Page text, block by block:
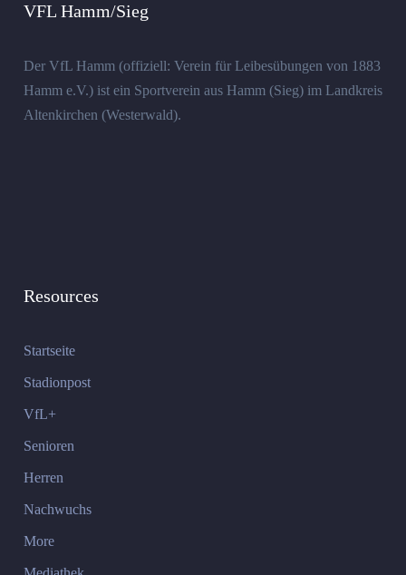
VFL Hamm/Sieg
Der VfL Hamm (offiziell: Verein für Leibesübungen von 1883
Hamm e.V.) ist ein Sportverein aus Hamm (Sieg) im Landkreis
Altenkirchen (Westerwald).
Resources
Startseite
Stadionpost
VfL+
Senioren
Herren
Nachwuchs
More